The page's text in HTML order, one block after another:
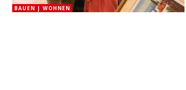
BAUEN | WOHNEN